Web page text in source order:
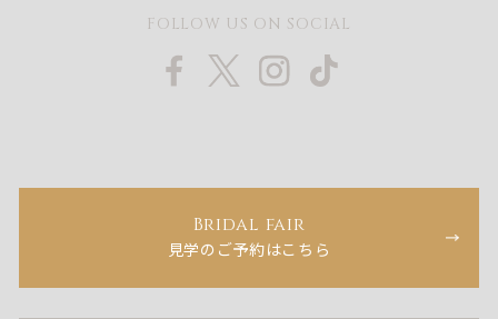
FOLLOW US ON SOCIAL
Bridal fair
見学のご予約はこちら